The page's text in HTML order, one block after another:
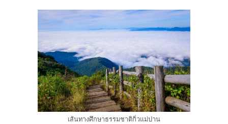
เส้นทางศึกษาธรรมชาติกิ่วแม่ปาน